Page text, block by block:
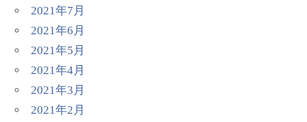
2021年7月
2021年6月
2021年5月
2021年4月
2021年3月
2021年2月